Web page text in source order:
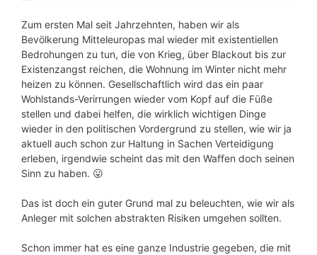
Zum ersten Mal seit Jahrzehnten, haben wir als
Bevölkerung Mitteleuropas mal wieder mit existentiellen
Bedrohungen zu tun, die von Krieg, über Blackout bis zur
Existenzangst reichen, die Wohnung im Winter nicht mehr
heizen zu können. Gesellschaftlich wird das ein paar
Wohlstands-Verirrungen wieder vom Kopf auf die Füße
stellen und dabei helfen, die wirklich wichtigen Dinge
wieder in den politischen Vordergrund zu stellen, wie wir ja
aktuell auch schon zur Haltung in Sachen Verteidigung
erleben, irgendwie scheint das mit den Waffen doch seinen
Sinn zu haben. 😛
Das ist doch ein guter Grund mal zu beleuchten, wie wir als
Anleger mit solchen abstrakten Risiken umgehen sollten.
Schon immer hat es eine ganze Industrie gegeben, die mit